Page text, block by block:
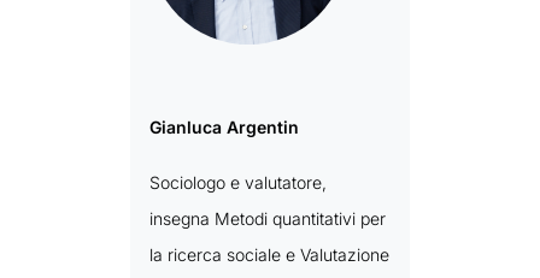
Gianluca Argentin
Sociologo e valutatore,
insegna Metodi quantitativi per
la ricerca sociale e Valutazione